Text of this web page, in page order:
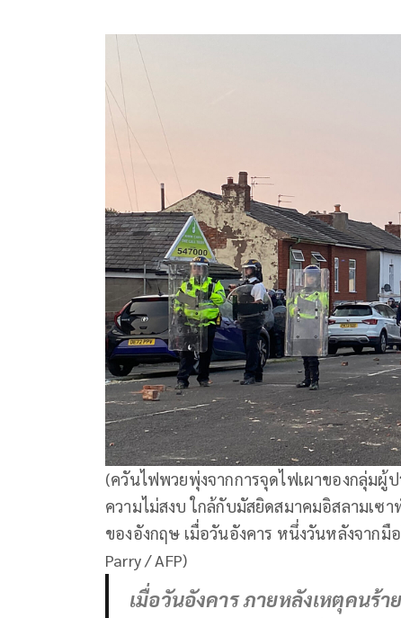
(ควันไฟพวยพุ่งจากการจุดไฟเผาของกลุ่มผู้
ความไม่สงบ ใกล้กับมัสยิดสมาคมอิสลามเซ
ของอังกฤษ เมื่อวันอังคาร หนึ่งวันหลังจากมื
Parry / AFP)
เมื่อวันอังคาร ภายหลังเหตุคนร้า